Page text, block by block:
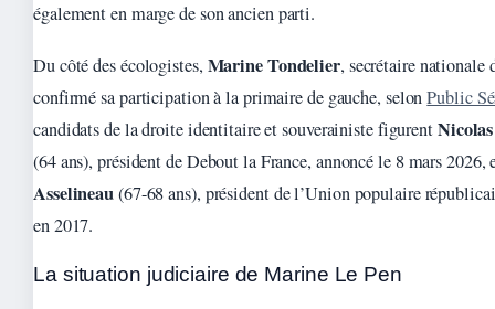
également en marge de son ancien parti.
Du côté des écologistes, Marine Tondelier, secrétaire nationale
confirmé sa participation à la primaire de gauche, selonPublic
candidats de la droite identitaire et souverainiste figurent
(64 ans), président de Debout la France, annoncé le 8 mars 2026,
Asselineau(67-68 ans), président de l’Union populaire
en 2017.
La situation judiciaire de Marine Le Pen